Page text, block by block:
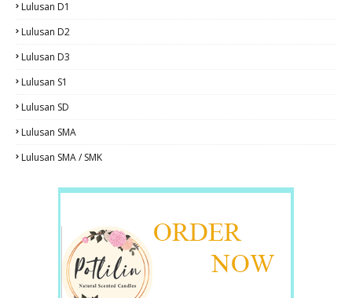
Lulusan D1
Lulusan D2
Lulusan D3
Lulusan S1
Lulusan SD
Lulusan SMA
Lulusan SMA / SMK